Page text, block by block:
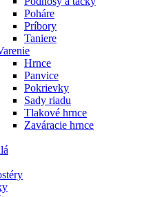
Poháre
Príbory
Taniere
Hrnce
Panvice
Pokrievky
Sady riadu
Tlakové hrnce
Zaváracie hrnce